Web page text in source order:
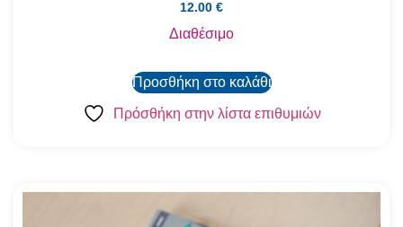
12.00 €
Διαθέσιμο
Προσθήκη στο καλάθι
Πρόσθήκη στην λίστα επιθυμιών